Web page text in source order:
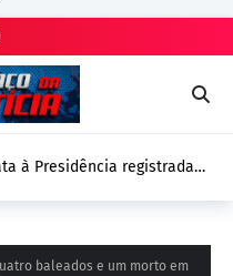
à Presidência registrada
baleados e um morto em